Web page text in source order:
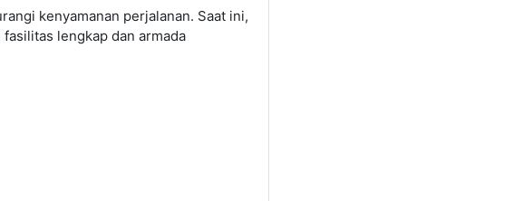
kenyamanan perjalanan. Saat ini,
lengkap dan armada